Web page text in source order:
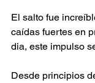
El salto fue
caídas fuertes en
dia, este impulso
Desde principios